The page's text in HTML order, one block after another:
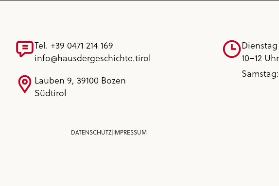
Tel. +39 0471 214 169
info@hausdergeschichte.tirol
Lauben 9, 39100 Bozen
Südtirol
10–12
DATENSCHUTZ|IMPRESSUM